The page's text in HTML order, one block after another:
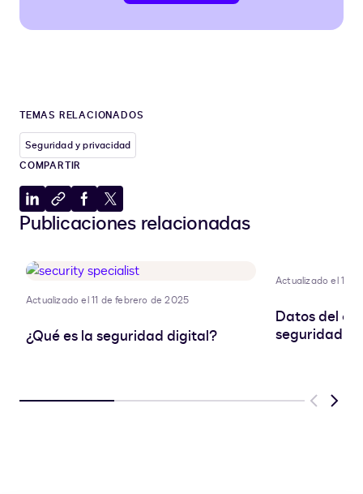
TEMAS RELACIONADOS
Seguridad y privacidad
COMPARTIR
Compartir
en
Copiar
al
Compartir
en
Compartir
en
Publicaciones relacionadas
Actualizado el 11 de febrero de 2025
¿Qué es la seguridad digital?
Actualizado el 11
Datos del
seguridad
Previous
Next